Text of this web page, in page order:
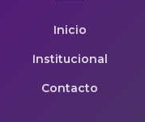
Inicio
Institucional
Contacto